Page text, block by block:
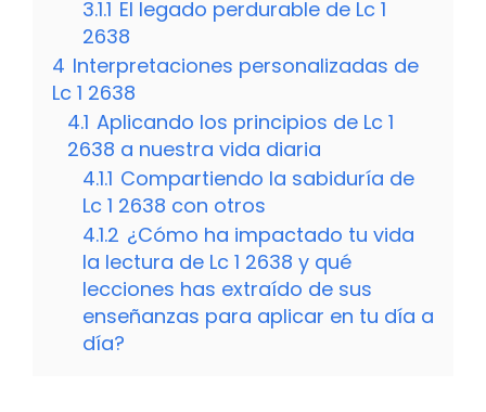
3.1.1 El legado perdurable de Lc 1
2638
4 Interpretaciones personalizadas de
Lc 1 2638
4.1 Aplicando los principios de Lc 1
2638 a nuestra vida diaria
4.1.1 Compartiendo la sabiduría de
Lc 1 2638 con otros
4.1.2 ¿Cómo ha impactado tu vida
la lectura de Lc 1 2638 y qué
lecciones has extraído de sus
enseñanzas para aplicar en tu día a
día?